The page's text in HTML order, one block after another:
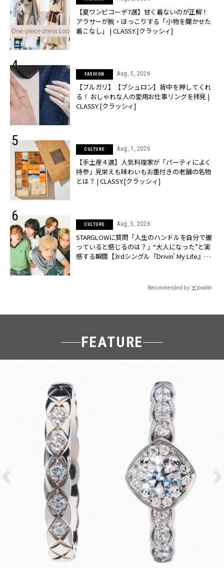
【夏ワンピコーデ7選】甘く着ないのが正解！
アラサーが脱・ほっこりする「小物を聞かせた
着こなし」 | CLASSY.[クラッシィ]
FASHION Aug, 5, 2026
【ブルガリ】【ブシュロン】背中を押してくれ
る！ おしゃれな人の愛用お仕事リングを拝見 |
CLASSY.[クラッシィ]
CULTURE Aug, 1, 2026
【手土産４選】人気料理家が「パーティによく
持参」見栄えも味わいもお墨付きの老舗の名物
とは？ | CLASSY.[クラッシィ]
CULTURE Aug, 5, 2026
STARGLOWに質問「人生のハンドルを自分で握
っていると感じるのは？」“大️人になった”と実
感する瞬間【3rdシングル『Drivin' My Life』発
Recommended by
FEATURE